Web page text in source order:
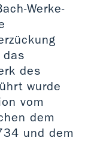
Werke-
das
des
wurde
vom
dem
und dem